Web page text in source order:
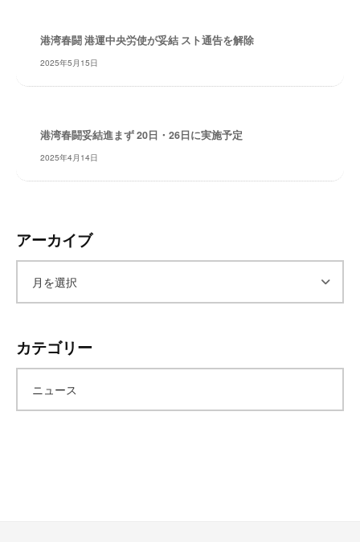
ズ
港湾春闘 港運中央労使が妥結 スト通告を解除
2025年5月15日
港湾春闘妥結進まず 20日・26日に実施予定
2025年4月14日
アーカイブ
カ
イ
カテゴリー
ニュース